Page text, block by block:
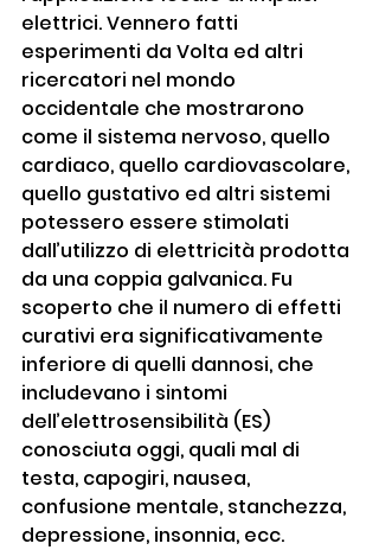
elettrici. Vennero fatti
esperimenti da Volta ed altri
ricercatori nel mondo
occidentale che mostrarono
come il sistema nervoso, quello
cardiaco, quello cardiovascolare,
quello gustativo ed altri sistemi
potessero essere stimolati
dall’utilizzo di elettricità prodotta
da una coppia galvanica. Fu
scoperto che il numero di effetti
curativi era significativamente
inferiore di quelli dannosi, che
includevano i sintomi
dell’elettrosensibilità (ES)
conosciuta oggi, quali mal di
testa, capogiri, nausea,
confusione mentale, stanchezza,
depressione, insonnia, ecc.